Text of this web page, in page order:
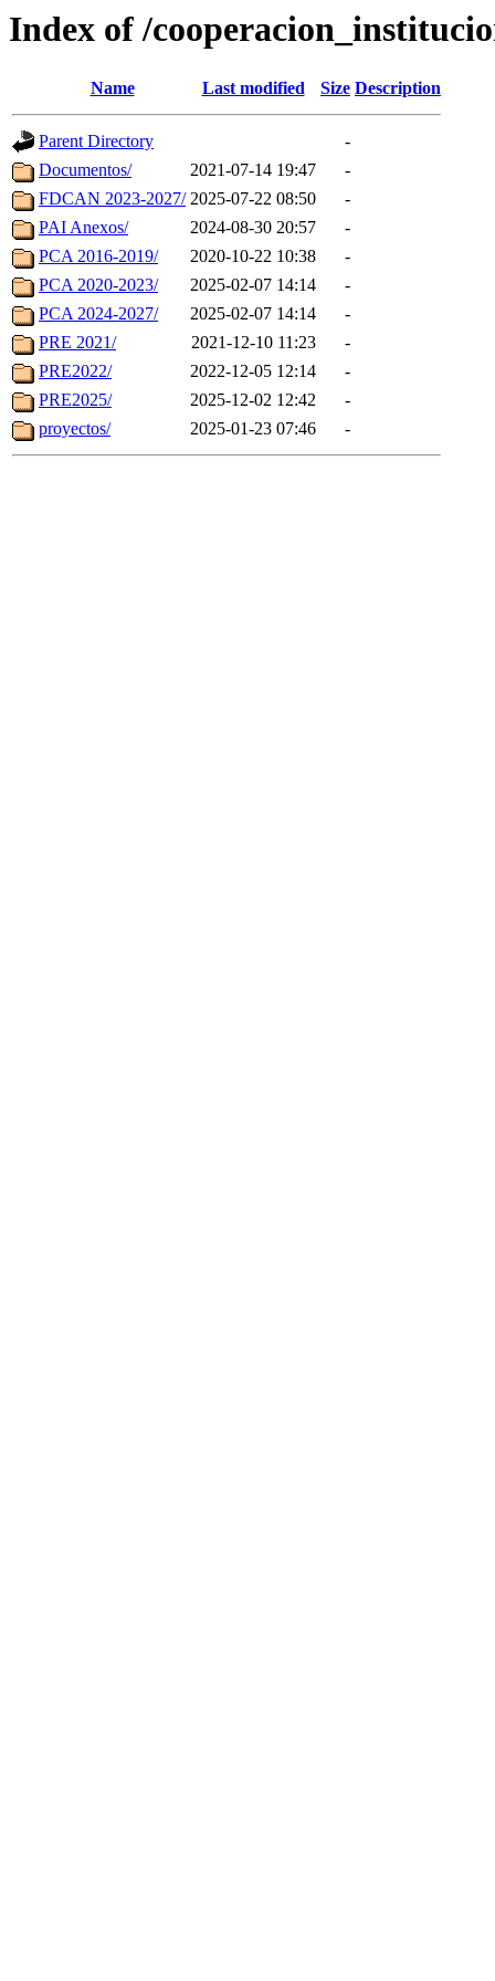
Index of /
Name Last modified Size Description
Parent Directory
-
Documentos/
2021-07-14 19:47
-
FDCAN 2023-2027/ 2025-07-22 08:50
-
PAI Anexos/
2024-08-30 20:57
-
PCA 2016-2019/
2020-10-22 10:38
-
PCA 2020-2023/
2025-02-07 14:14
-
PCA 2024-2027/
2025-02-07 14:14
-
PRE 2021/
2021-12-10 11:23
-
PRE2022/
2022-12-05 12:14
-
PRE2025/
2025-12-02 12:42
-
proyectos/
2025-01-23 07:46 -